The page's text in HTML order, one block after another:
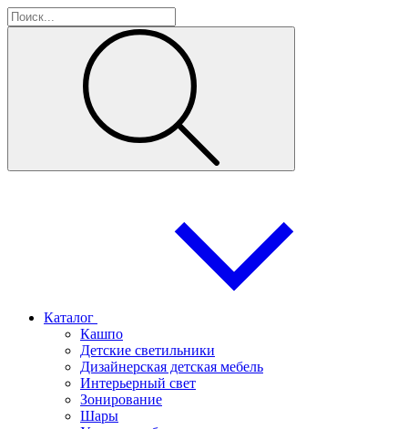
Каталог
Кашпо
Детские светильники
Дизайнерская детская мебель
Интерьерный свет
Зонирование
Шары